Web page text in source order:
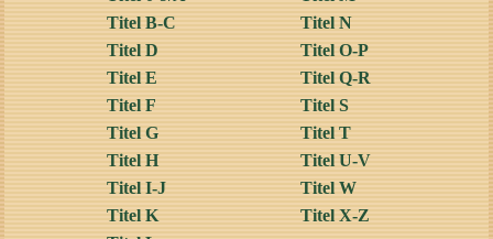
Titel B-C
Titel D
Titel E
Titel F
Titel G
Titel H
Titel I-J
Titel K
Titel N
Titel O-P
Titel Q-R
Titel S
Titel T
Titel U-V
Titel W
Titel X-Z